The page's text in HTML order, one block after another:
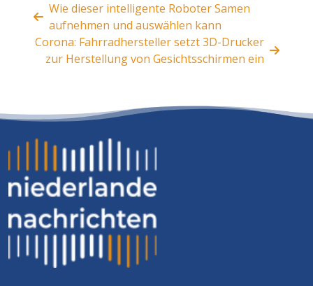
Wie dieser intelligente Roboter Samen
aufnehmen und auswählen kann
Corona: Fahrradhersteller setzt 3D-Drucker
zur Herstellung von Gesichtsschirmen ein